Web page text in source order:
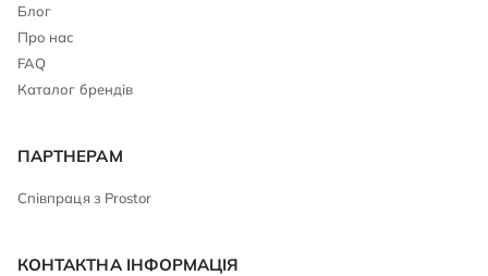
Блог
Про нас
FAQ
Каталог брендів
ПАРТНЕРАМ
Співпраця з Prostor
КОНТАКТНА ІНФОРМАЦІЯ